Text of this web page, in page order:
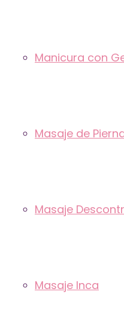
Manicura con
Masaje de
Masaje
Masaje Inca